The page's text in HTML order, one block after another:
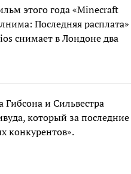
этого года «Minecraft
Последняя расплата»
снимает в Лондоне два
и Сильвестра
который за последние
конкурентов».